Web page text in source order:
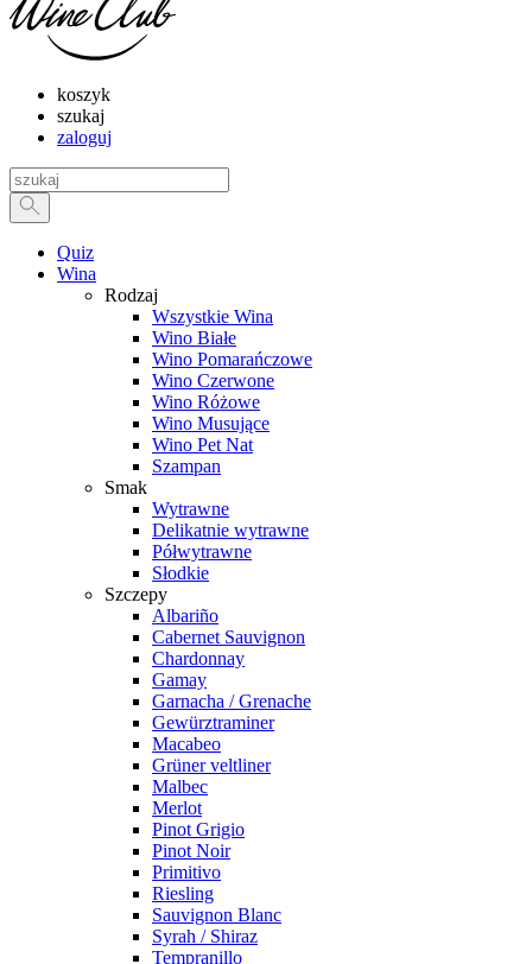
koszyk
szukaj
zaloguj
Quiz
Wina
Rodzaj
Wszystkie Wina
Wino Białe
Wino Pomarańczowe
Wino Czerwone
Wino Różowe
Wino Musujące
Wino Pet Nat
Szampan
Smak
Wytrawne
Delikatnie wytrawne
Półwytrawne
Słodkie
Szczepy
Albariño
Cabernet Sauvignon
Chardonnay
Gamay
Garnacha / Grenache
Gewürztraminer
Macabeo
Grüner veltliner
Malbec
Merlot
Pinot Grigio
Pinot Noir
Primitivo
Riesling
Sauvignon Blanc
Syrah / Shiraz
Tempranillo